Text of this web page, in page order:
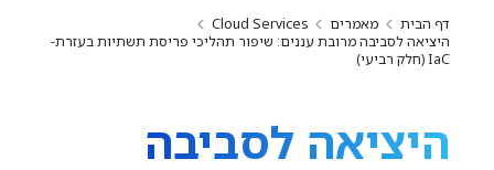
דף הבית מאמרים
Cloud Services
היציאה לסביבה מרובת עננים: שיפור תהליכי פריסת תשתיות בעזרת-
IaC (חלק רביעי)
היציאה לסביבה